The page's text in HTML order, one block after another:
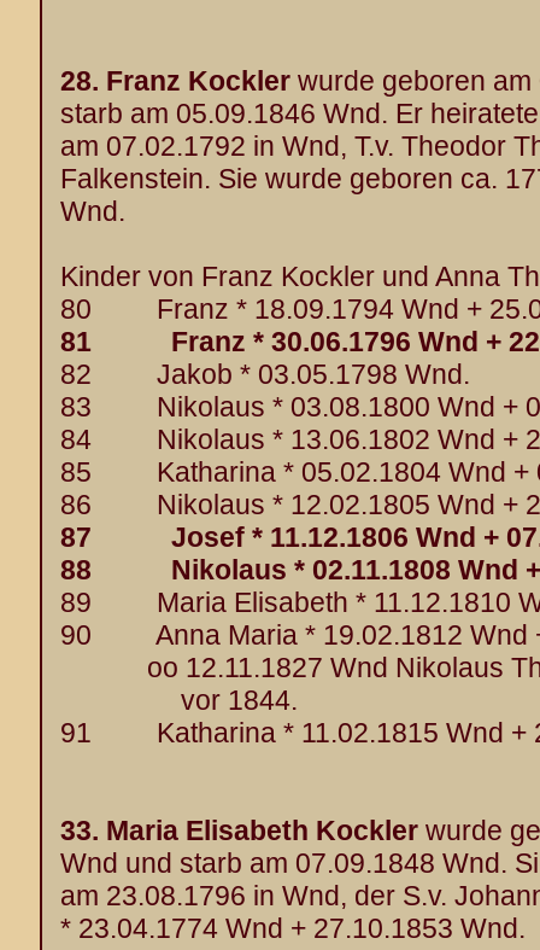
28. Franz Kockler wurde geboren
starb am 05.09.1846 Wnd. Er
am 07.02.1792 in Wnd, T.v. Theodor
Falkenstein. Sie wurde geboren ca.
Wnd.
Kinder von Franz Kockler und Anna
80 Franz * 18.09.1794 Wnd +
81 Franz * 30.06.1796 Wnd +
82 Jakob * 03.05.1798 Wnd.
83 Nikolaus * 03.08.1800 Wnd +
84 Nikolaus * 13.06.1802 Wnd +
85 Katharina * 05.02.1804 Wnd +
86 Nikolaus * 12.02.1805 Wnd +
87 Josef * 11.12.1806 Wnd +
88 Nikolaus * 02.11.1808 Wnd +
89 Maria Elisabeth * 11.12.1810
90 Anna Maria * 19.02.1812 Wnd
oo 12.11.1827 Wnd Nikolaus
vor 1844.
91 Katharina * 11.02.1815 Wnd +
33. Maria Elisabeth Kockler wurde
Wnd und starb am 07.09.1848 Wnd.
am 23.08.1796 in Wnd, der S.v.
* 23.04.1774 Wnd + 27.10.1853 Wnd.